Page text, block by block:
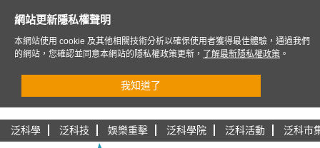
泛科學 泛科技 娛樂重擊 泛科學院 泛科活動 泛科市
網站更新隱私權聲明
本網站使用 cookie 及其他相關技術分析以確保使用者獲得最佳體驗，通過我們
的網站，您確認並同意本網站的隱私權政策更新，
了解最新隱私權政策 。
我知道了